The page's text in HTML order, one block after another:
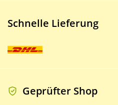
Schnelle Lieferung
Geprüfter Shop